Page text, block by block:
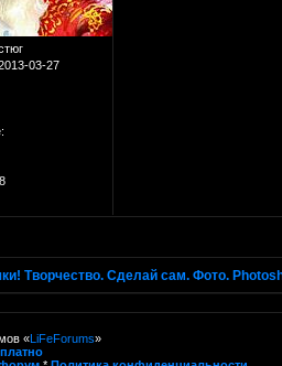
03-27
Творчество. Сделай сам. Фото.
«LiFeForums»